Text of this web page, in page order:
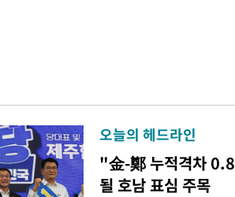
오늘의 헤드라인
"金-鄭 누적격차
될 호남 표심 주목